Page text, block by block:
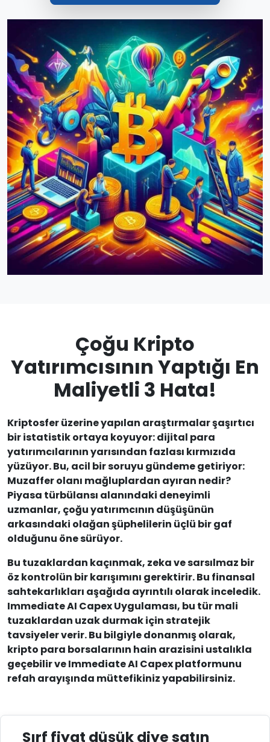
Çoğu Kripto
Yatırımcısının Yaptığı En
Maliyetli 3 Hata!
Kriptosfer üzerine yapılan araştırmalar şaşırtıcı
bir istatistik ortaya koyuyor: dijital para
yatırımcılarının yarısından fazlası kırmızıda
yüzüyor. Bu, acil bir soruyu gündeme getiriyor:
Muzaffer olanı mağluplardan ayıran nedir?
Piyasa türbülansı alanındaki deneyimli
uzmanlar, çoğu yatırımcının düşüşünün
arkasındaki olağan şüphelilerin üçlü bir gaf
olduğunu öne sürüyor.
Bu tuzaklardan kaçınmak, zeka ve sarsılmaz bir
öz kontrolün bir karışımını gerektirir. Bu finansal
sahtekarlıkları aşağıda ayrıntılı olarak inceledik.
Immediate AI Capex Uygulaması, bu tür mali
tuzaklardan uzak durmak için stratejik
tavsiyeler verir. Bu bilgiyle donanmış olarak,
kripto para borsalarının hain arazisini ustalıkla
geçebilir ve Immediate AI Capex platformunu
refah arayışında müttefikiniz yapabilirsiniz.
Sırf fiyat düşük diye satın